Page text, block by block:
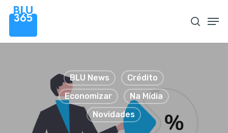
Pular
para
procura
BLU News
Crédito
Economizar
Na Mídia
Novidades